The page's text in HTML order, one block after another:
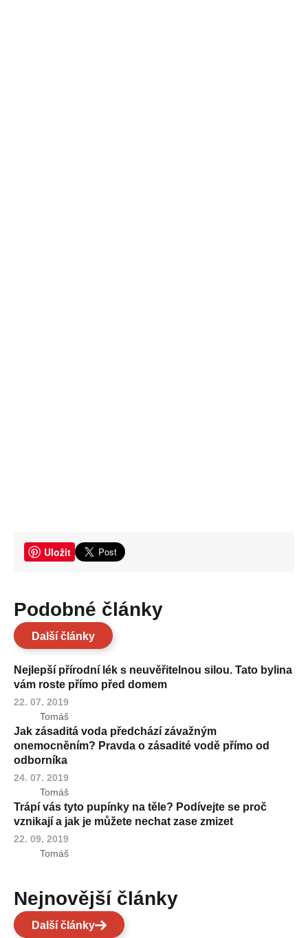
Uložit
Podobné články
Další články
Nejlepší přírodní lék s neuvěřitelnou silou. Tato bylina
vám roste přímo před domem
22. 07. 2019
Tomáš
Jak zásaditá voda předchází závažným
onemocněním? Pravda o zásadité vodě přímo od
odborníka
24. 07. 2019
Tomáš
Trápí vás tyto pupínky na těle? Podívejte se proč
vznikají a jak je můžete nechat zase zmizet
22. 09. 2019
Tomáš
Nejnovější články
Další články